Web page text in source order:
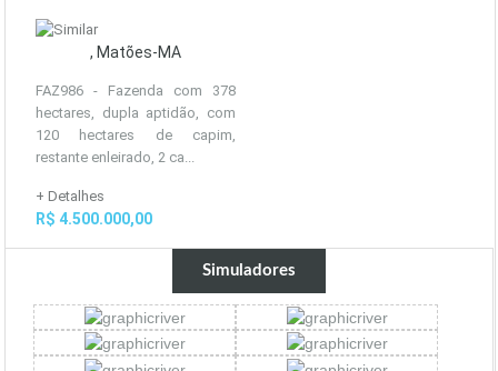
, Matões-MA
FAZ986 - Fazenda com 378
hectares, dupla aptidão, com
120 hectares de capim,
restante enleirado, 2 ca...
+ Detalhes
R$ 4.500.000,00
Simuladores